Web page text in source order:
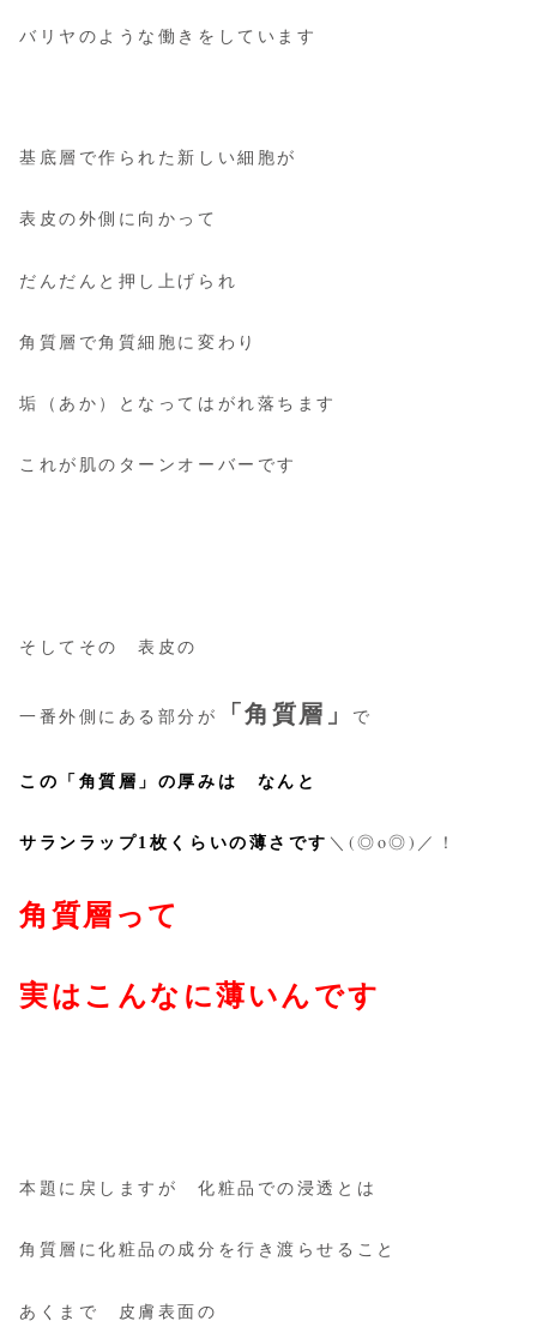
バリヤのような働きをしています
基底層で作られた新しい細胞が
表皮の外側に向かって
だんだんと押し上げられ
角質層で角質細胞に変わり
垢（あか）となってはがれ落ちます
これが肌のターンオーバーです
そしてその 表皮の
一番外側にある部分が 「角質層」 で
この「角質層」の厚みは なんと
サランラップ1枚くらいの薄さです ＼(◎o◎)／！
角質層って
実はこんなに薄いんです
本題に戻しますが化粧品での浸透とは
角質層に化粧品の成分を行き渡らせること
あくまで 皮膚表面の